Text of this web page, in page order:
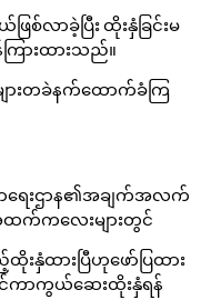
လာခဲ့ပြီး ထိုးနှံခြင်းမ
ြားထားသည်။
ားတခဲနက်ထောက်ခံကြ
ရေးဌာန၏အချက်အလက်
က်ကလေးများတွင်
နှံထားပြီဟုဖော်ပြထား
ကာကွယ်ဆေးထိုးနှံရန်